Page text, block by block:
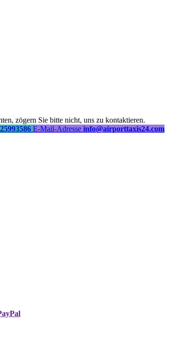
zögern Sie bitte nicht, uns zu kontaktieren.
E-Mail-Adresse info@airporttaxis24.com